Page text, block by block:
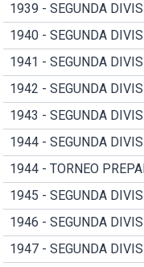
1939 - SEGUNDA
1940 - SEGUNDA
1941 - SEGUNDA
1942 - SEGUNDA
1943 - SEGUNDA
1944 - SEGUNDA
1944 - TORNEO
1945 - SEGUNDA
1946 - SEGUNDA
1947 - SEGUNDA